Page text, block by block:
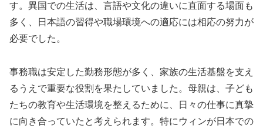
す。異国での生活は、言語や文化の違いに直面する場面も
多く、日本語の習得や職場環境への適応には相応の努力が
必要でした。
事務職は安定した勤務形態が多く、家族の生活基盤を支え
るうえで重要な役割を果たしていました。母親は、子ども
たちの教育や生活環境を整えるために、日々の仕事に真摯
に向き合っていたと考えられます。特にウィンが日本での